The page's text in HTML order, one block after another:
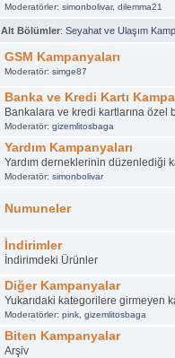
Moderatörler: simonbolivar, dilemma21
Alt Bölümler: Seyahat ve Ulaşım
GSM Kampanyaları
Moderatör: simge87
Banka ve Kredi Kartı
Bankalara ve kredi kartlarına özel
Moderatör: gizemlitosbaga
Yardım Kampanyaları
Yardım derneklerinin düzenlediği
Moderatör: simonbolivar
Numuneler
İndirimler
İndirimdeki Ürünler
Diğer Kampanyalar
Yukarıdaki kategorilere girmeyen
Moderatörler: pink, gizemlitosbaga
Biten Kampanyalar
Arşiv